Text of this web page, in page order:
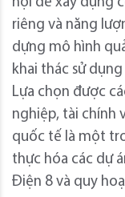
riêng và năng
dựng mô hình
khai thác sử
Lựa chọn được
nghiệp, tài chính
quốc tế là một
thực hóa các dự
Điện 8 và quy